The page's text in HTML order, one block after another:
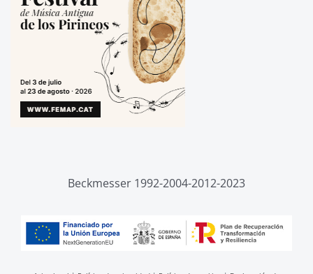
Beckmesser 1992-2004-2012-2023